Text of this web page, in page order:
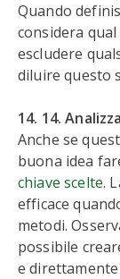
Quando
considera
escludere
diluire questo
14. 14.
Anche se
buona idea
chiave scelte.
efficace
metodi.
possibile
e